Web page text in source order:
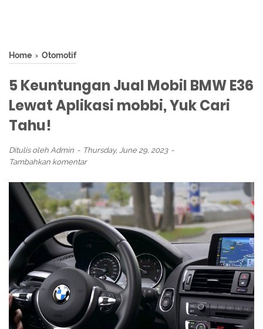
Home › Otomotif
5 Keuntungan Jual Mobil BMW E36
Lewat Aplikasi mobbi, Yuk Cari
Tahu!
Ditulis oleh Admin
Thursday, June 29, 2023
Tambahkan komentar